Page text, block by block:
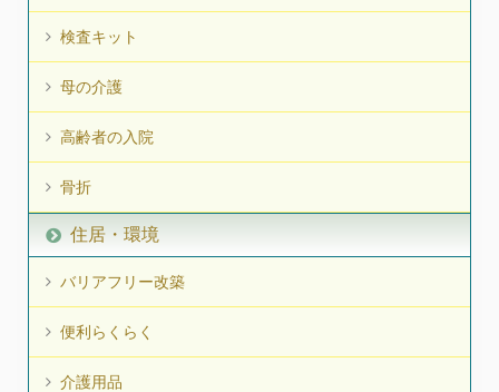
検査キット
母の介護
高齢者の入院
骨折
住居・環境
バリアフリー改築
便利らくらく
介護用品